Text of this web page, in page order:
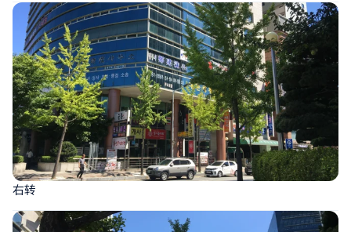
右转